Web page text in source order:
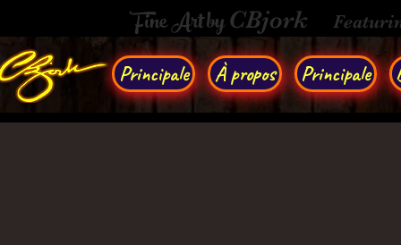
Fine Art byCBjork
Principale À propos Principale